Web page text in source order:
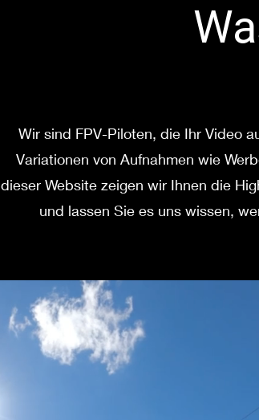
Wir sind FPV-Piloten, die Ihr Video
Variationen von Aufnahmen wie
dieser Website zeigen wir Ihnen die
und lassen Sie es uns wissen,